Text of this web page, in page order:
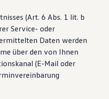
(Art. 6 Abs. 1 lit. b
Service- oder
Daten werden
über den von Ihnen
(E-Mail oder